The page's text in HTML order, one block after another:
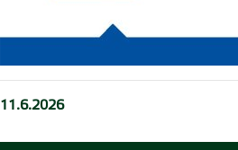
11.6.2026